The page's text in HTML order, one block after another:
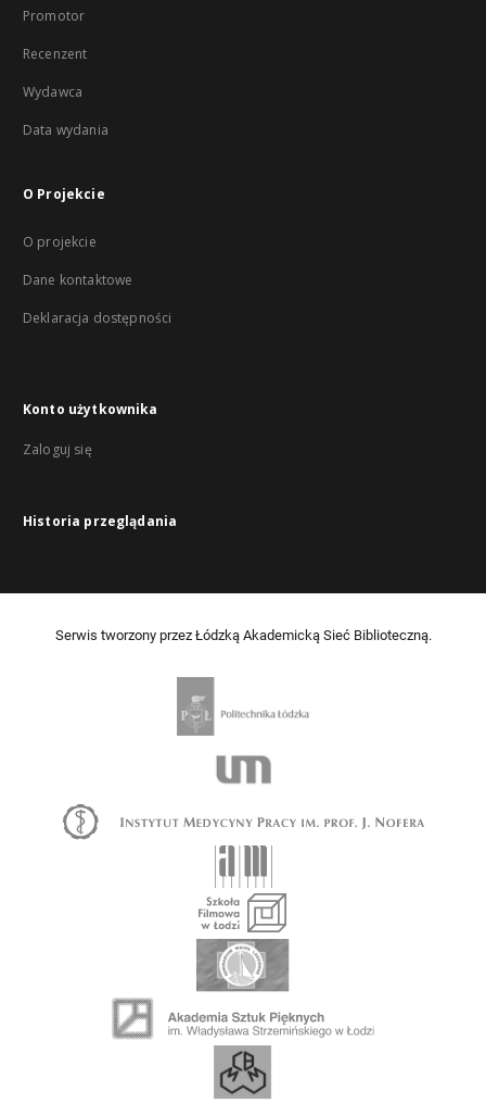
Promotor
Recenzent
Wydawca
Data wydania
O Projekcie
O projekcie
Dane kontaktowe
Deklaracja dostępności
Konto użytkownika
Zaloguj się
Historia przeglądania
Serwis tworzony przez Łódzką Akademicką Sieć Biblioteczną.